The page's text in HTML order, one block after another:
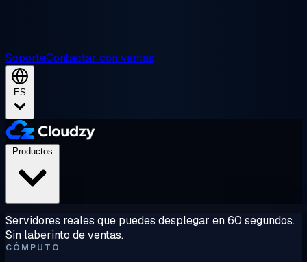
SoporteContactar con ventas
ES
Servidores reales que puedes desplegar en 60 segundos.
Sin laberinto de ventas.
CÓMPUTO